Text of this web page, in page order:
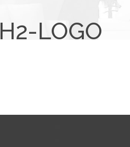
H2-LOGO